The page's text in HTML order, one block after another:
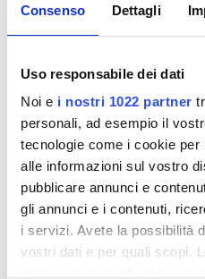
Consenso Dettagli
Uso responsabile dei dati
Noi e i nostri 1022 partner
personali, ad esempio il
tecnologie come i cookie
alle informazioni sul vostro
pubblicare annunci e
gli annunci e i contenuti,
i servizi. Avete la possibilità
vostri dati e per quali scopi.
TEAM
Strutture
Snack e bevande
WiFi gratuito
Schermi TV
Trasferimento gratuito
Spagna